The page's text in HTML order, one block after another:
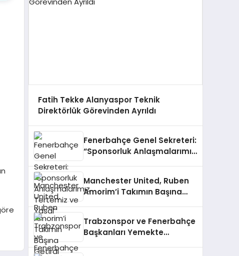
Fatih Tekke Alanyaspor Teknik
Direktörlük Görevinden Ayrıldı
Fenerbahçe Genel Sekreteri:
“Sponsorluk Anlaşmalarımız
Manchester United, Ruben
Amorim’i Takımın Başına
Trabzonspor ve Fenerbahçe
Başkanları Yemekte